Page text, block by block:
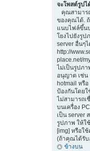
จะโพสต์รูปไ
คุณสามาร
ของคุณได้.
แนบไฟล์ขึ้น
โยงไปยังรูป
server อื่นๆ
http://
place.net/
ไม่เป็นรูปภา
อนุญาต เช่น
hotmail หรือ
ป้องกันโดย
ไม่สามารถเ
บนเครื่อง
เป็น server
รูปภาพ ให้ใ
[img] หรือใ
(ถ้าคุณได้รั
ข้างบน